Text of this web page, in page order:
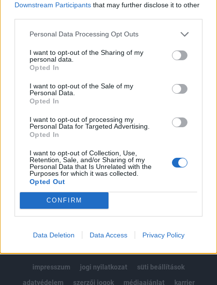
Downstream Participants that may further disclose it to other
Personal Data Processing Opt Outs
I want to opt-out of the Sharing of my
personal data.
Opted In
I want to opt-out of the Sale of my
Personal Data.
Opted In
I want to opt-out of processing my
Personal Data for Targeted Advertising.
Opted In
I want to opt-out of Collection, Use,
Retention, Sale, and/or Sharing of my
Personal Data that Is Unrelated with the
Purposes for which it was collected.
Opted Out
CONFIRM
Data Deletion Data Access Privacy Policy
KEDVES OLVASÓNK!
A keresett cikk a portfolio.hu hírarchívumához
tartozik, melynek olvasása előfizetéses
regisztrációhoz kötött.
Portfolio.hu teljes cikkarchívum
Kötéslisták: BÉT elmúlt 2 év napon belüli
kötéslistái
MÁR ELŐFIZETŐNK VAGY?BEJELENTKEZÉS
© 2026 Portfolio
impresszum
jogi nyilatkozat
süti beállítások
adatvédelem
szerzői jogok médiaajánlat karrier